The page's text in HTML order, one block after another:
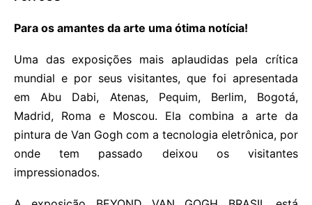
Para os amantes da arte uma ótima notícia!
Uma das exposições mais aplaudidas pela crítica
mundial e por seus visitantes, que foi apresentada
em Abu Dabi, Atenas, Pequim, Berlim, Bogotá,
Madrid, Roma e Moscou. Ela combina a arte da
pintura de Van Gogh com a tecnologia eletrônica, por
onde tem passado deixou os visitantes
impressionados.